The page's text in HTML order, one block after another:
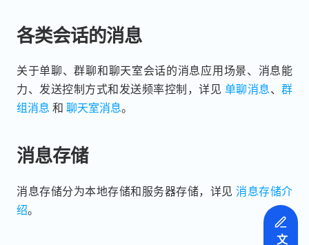
各类会话的消息
关于单聊、群聊和聊天室会话的消息应用场景、消息能
力、发送控制方式和发送频率控制，详见 单聊消息、 群
组消息 和 聊天室消息。
消息存储
消息存储分为本地存储和服务器存储，详见 消息存储介
绍。